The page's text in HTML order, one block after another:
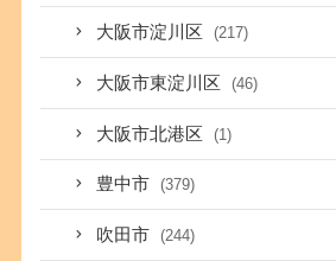
大阪市淀川区 (217)
大阪市東淀川区 (46)
大阪市北港区 (1)
豊中市 (379)
吹田市 (244)